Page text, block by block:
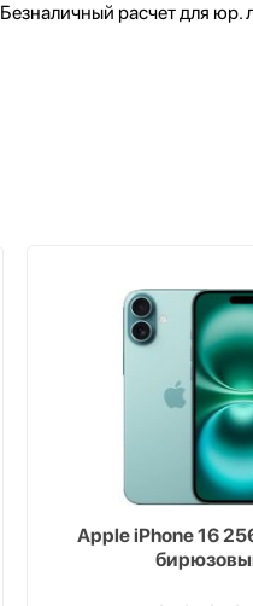
Безналичный расчет для юр.
Apple iPhone 16